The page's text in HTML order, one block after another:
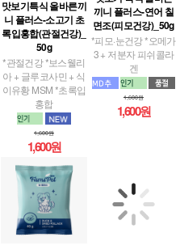
맛보기특식 올바른끼
니 플러스-소고기 초
록입홍합(관절건강)_
50g
*관절건강 *보스웰리
아 + 글루코사민 + 식
이유황 MSM *초록입
홍합
1,600원
1,600원
끼니 플러스-연어 칠
면조(피모건강)_50g
*피모·눈건강 *오메가
3 + 저분자 피쉬콜라
겐
1,600원
1,600원